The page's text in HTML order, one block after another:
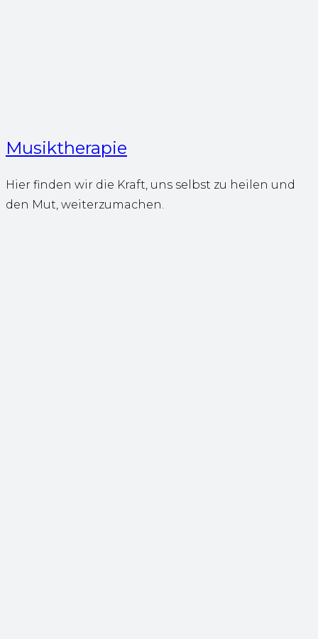
Musiktherapie
Hier finden wir die Kraft, uns selbst zu heilen und
den Mut, weiterzumachen.